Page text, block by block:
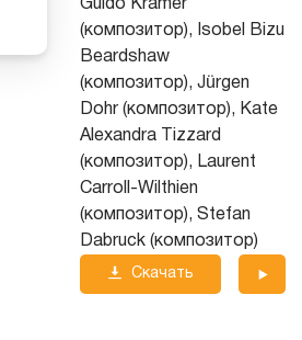
Guido Kramer
(композитор), Isobel Bizu
Beardshaw
(композитор), Jürgen
Dohr (композитор), Kate
Alexandra Tizzard
(композитор), Laurent
Carroll-Wilthien
(композитор), Stefan
Dabruck (композитор)
Скачать